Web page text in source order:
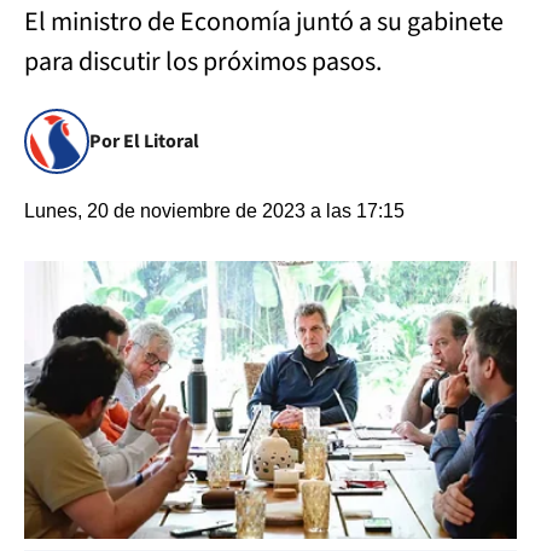
El ministro de Economía juntó a su gabinete
para discutir los próximos pasos.
Por El Litoral
Lunes, 20 de noviembre de 2023 a las 17:15